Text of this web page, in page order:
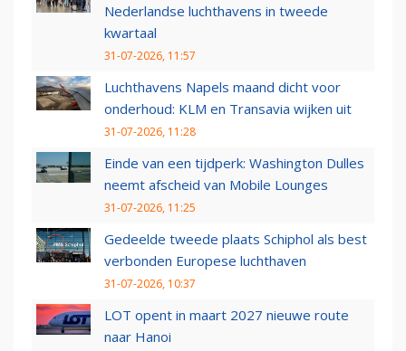
Nederlandse luchthavens in tweede
kwartaal
31-07-2026, 11:57
Luchthavens Napels maand dicht voor
onderhoud: KLM en Transavia wijken uit
31-07-2026, 11:28
Einde van een tijdperk: Washington Dulles
neemt afscheid van Mobile Lounges
31-07-2026, 11:25
Gedeelde tweede plaats Schiphol als best
verbonden Europese luchthaven
31-07-2026, 10:37
LOT opent in maart 2027 nieuwe route
naar Hanoi